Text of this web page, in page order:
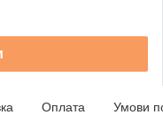
Оплата Умови